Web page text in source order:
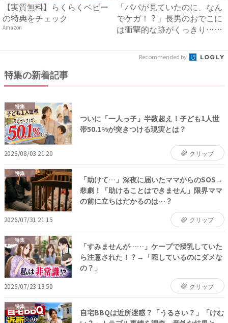
【実質無料】らくらくベビー
の特典をチェック
Amazon
「パパが見ていたのに、なん
でケガ！？」長男のおでこに
は衝撃的な跡がくっきり…！
Recommended by
特集の新着記事
特集
ついに「一人っ子」半数超え！子ども1人世
帯50.1%が突きつける現実とは？
2026/08/03 21:20 クリップ
特集
「助けて…」深夜に届いたママからのSOS→
悲劇！「助けることはできません」限界ママ
の前に立ちはだかるのは…？
2026/07/31 21:15 クリップ
特集
「すみませんが……」ケープで授乳していた
ら注意された！？→「隠しているのにダメな
の？」
2026/07/23 13:50 クリップ
特集
自宅BBQは近所迷惑？「うるさい？」「けむ